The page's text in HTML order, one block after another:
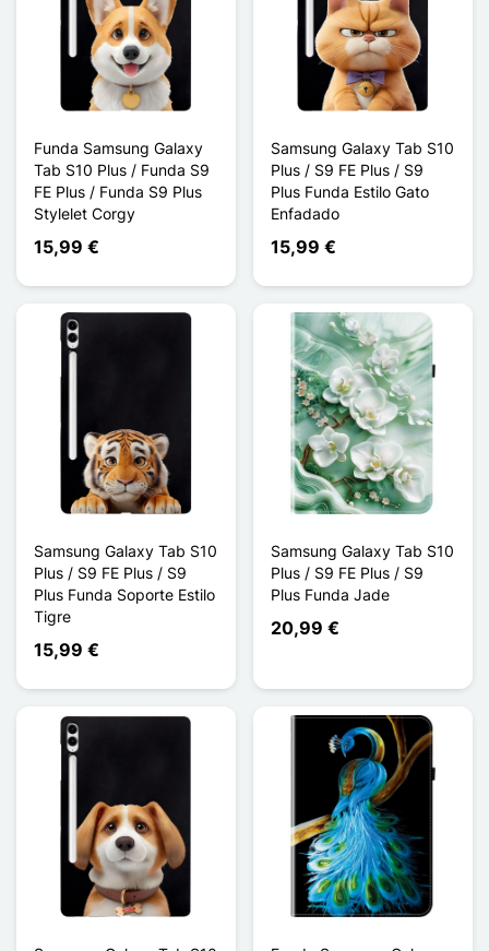
Funda Samsung Galaxy
Tab S10 Plus / Funda S9
FE Plus / Funda S9 Plus
Stylelet Corgy
15,99 €
Samsung Galaxy Tab S10
Plus / S9 FE Plus / S9
Plus Funda Estilo Gato
Enfadado
15,99 €
Samsung Galaxy Tab S10
Plus / S9 FE Plus / S9
Plus Funda Soporte Estilo
Tigre
15,99 €
Samsung Galaxy Tab S10
Plus / S9 FE Plus / S9
Plus Funda Jade
20,99 €